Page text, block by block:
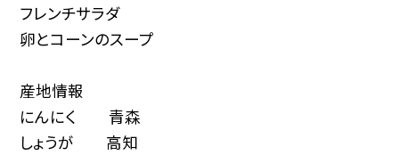
フレンチサラダ
卵とコーンのスープ
産地情報
にんにく 青森
しょうが 高知